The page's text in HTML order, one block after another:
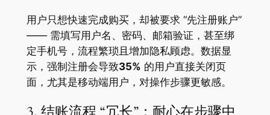
用户只想快速完成购买，却被要求 “先注册账户”
—— 需填写用户名、密码、邮箱验证，甚至绑
定手机号，流程繁琐且增加隐私顾虑。数据显
示，强制注册会导致35% 的用户直接关闭页
面，尤其是移动端用户，对操作步骤更敏感。